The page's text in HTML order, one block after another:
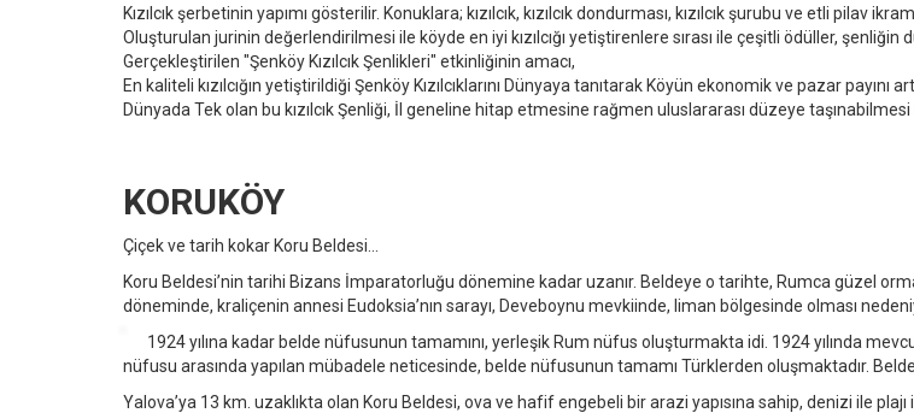
Kızılcık şerbetinin yapımı gösterilir. Konuklara; kızılcık, kızılcık dondurması, kızılcık şurubu ve etli pilav
Oluşturulan jurinin değerlendirilmesi ile köyde en iyi kızılcığı yetiştirenlere sırası ile çeşitli ödüller,
Gerçekleştirilen "Şenköy Kızılcık Şenlikleri" etkinliğinin amacı,
En kaliteli kızılcığın yetiştirildiği Şenköy Kızılcıklarını Dünyaya tanıtarak Köyün ekonomik ve pazar payını
Dünyada Tek olan bu kızılcık Şenliği, İl geneline hitap etmesine rağmen uluslararası düzeye
KORUKÖY
Çiçek ve tarih kokar Koru Beldesi...
Koru Beldesi’nin tarihi Bizans İmparatorluğu dönemine kadar uzanır. Beldeye o tarihte, Rumca güzel
döneminde, kraliçenin annesi Eudoksia’nın sarayı, Deveboynu mevkiinde, liman bölgesinde olması
1924 yılına kadar belde nüfusunun tamamını, yerleşik Rum nüfus oluşturmakta idi. 1924 yılında
nüfusu arasında yapılan mübadele neticesinde, belde nüfusunun tamamı Türklerden oluşmaktadır.
Yalova’ya 13 km. uzaklıkta olan Koru Beldesi, ova ve hafif engebeli bir arazi yapısına sahip, denizi ile